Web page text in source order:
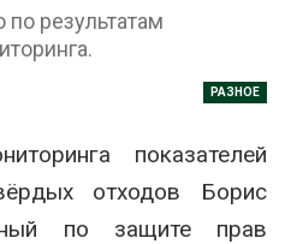
результатам
РАЗНОЕ
показателей
отходов Борис
по защите прав